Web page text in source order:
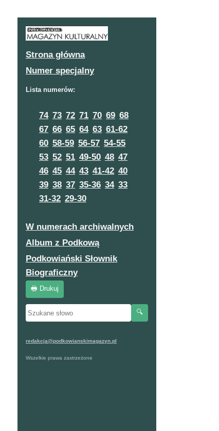
Strona główna
Numer specjalny
Lista numerów:
74 73 72 71 70 69 68
67 66 65 64 63 61-62
60 58-59 56-57 54-55
53 52 51 49-50 48 47
46 45 44 43 41-42 40
39 38 37 35-36 34 33
31-32 29-30
W numerach archiwalnych
Album z Podkową
Podkowiański Słownik
Biograficzny
🖶 Drukuj
🔍
redakcja@podkowianskimagazyn.pl
Wszelkie prawa zastrzeżone